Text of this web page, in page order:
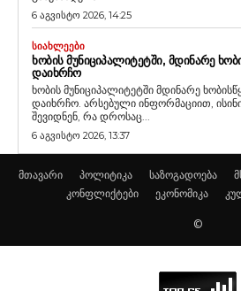
6 აგვისტო 2026, 14:25
ᲡᲘᲐᲮᲚᲔᲔᲑᲘ
ᲮᲝᲑᲘᲡ ᲛᲣᲜᲘᲪᲘᲞᲐᲚᲘᲢᲔᲢᲨᲘ, ᲛᲓᲘᲜᲐᲠᲔ
ᲓᲐᲘᲮᲠᲩᲝ
ხობის მუნიციპალიტეტში მდინარე
დაიხრჩო. არსებული ინფორმაციით,
შევიდნენ, რა დროსაც...
6 აგვისტო 2026, 13:37
მთავარი პოლიტიკა საზოგადოება
კონფლიქტები
ეკონომიკა
©